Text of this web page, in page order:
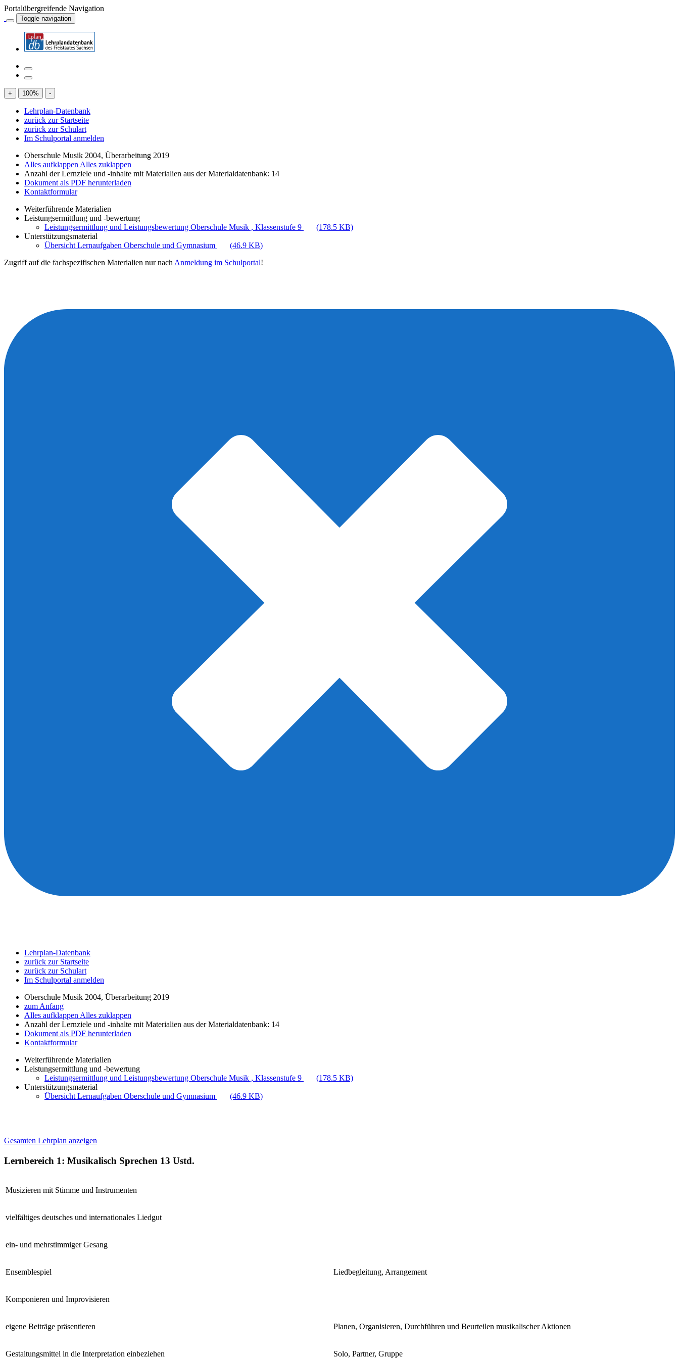
Portalübergreifende Navigation
Toggle navigation
+ 100% -
Lehrplan-Datenbank
zurück zur Startseite
zurück zur Schulart
Im Schulportal anmelden
Oberschule Musik 2004, Überarbeitung 2019
Alles aufklappen Alles zuklappen
Anzahl der Lernziele und -inhalte mit Materialien aus der Materialdatenbank: 14
Dokument als PDF herunterladen
Kontaktformular
Weiterführende Materialien
Leistungsermittlung und -bewertung
Leistungsermittlung und Leistungsbewertung Oberschule Musik , Klassenstufe 9
(178.5 KB)
Unterstützungsmaterial
Übersicht Lernaufgaben Oberschule und Gymnasium
(46.9 KB)
Zugriff auf die fachspezifischen Materialien nur nach Anmeldung im Schulportal!
Lehrplan-Datenbank
zurück zur Startseite
zurück zur Schulart
Im Schulportal anmelden
Oberschule Musik 2004, Überarbeitung 2019
zum Anfang
Alles aufklappen Alles zuklappen
Anzahl der Lernziele und -inhalte mit Materialien aus der Materialdatenbank: 14
Dokument als PDF herunterladen
Kontaktformular
Weiterführende Materialien
Leistungsermittlung und -bewertung
Leistungsermittlung und Leistungsbewertung Oberschule Musik , Klassenstufe 9
(178.5 KB)
Unterstützungsmaterial
Übersicht Lernaufgaben Oberschule und Gymnasium
(46.9 KB)
Gesamten Lehrplan anzeigen
Lernbereich 1: Musikalisch Sprechen 13 Ustd.
Musizieren mit Stimme und Instrumenten
vielfältiges deutsches und internationales Liedgut
ein- und mehrstimmiger Gesang
Ensemblespiel Liedbegleitung, Arrangement
Komponieren und Improvisieren
eigene Beiträge präsentieren Planen, Organisieren, Durchführen und Beurteilen musikalischer Aktionen
Gestaltungsmittel in die Interpretation einbeziehen Solo, Partner, Gruppe